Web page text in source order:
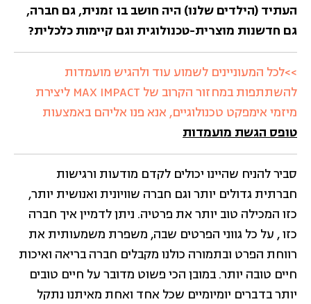
העתיד (הילדים שלנו) היה חושב בו זמנית, גם חברה,
גם חדשנות מוצרית-טכנולוגית וגם קיימות כלכלית?
>>לכל המעוניינים לשמוע עוד ולהגיש מועמדות
להשתתפות במחזור הקרוב של MAX IMPACT ליצירת
מיזמי אימפקט טכנולוגיים, אנא פנו אליהם באמצעות
טופס הגשת מועמדות
סביר להניח שהיינו יכולים לקדם מודעות ורגישות
חברתית גדולים יותר וגם חברה שוויונית ואנושית יותר,
כזו המכילה טוב יותר את פרטיה. ניתן לדמיין איך חברה
כזו , על כל גווני הפרטים שבה, משפרת משמעותית את
רווחת הפרט ובתמורה כולנו מקבלים חברה בריאה ואיכות
חיים טובה יותר. במובן הכי פשוט מדובר על חיים טובים
יותר בדברים יומיומיים שכל אחד ואחת מאיתנו נתקל